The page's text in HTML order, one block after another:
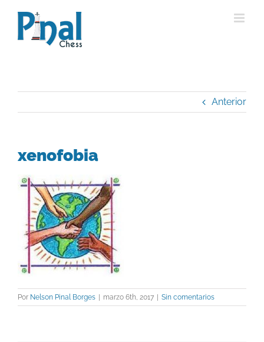
contenido
Anterior
xenofobia
Por Nelson Pinal Borges | marzo 6th, 2017 | Sin comentarios